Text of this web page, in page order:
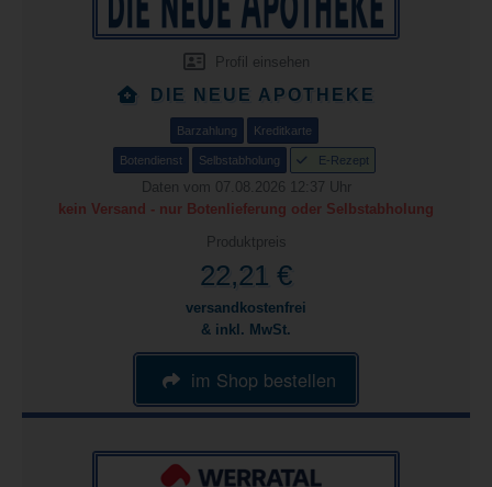
Profil einsehen
DIE NEUE APOTHEKE
Barzahlung Kreditkarte
Botendienst Selbstabholung E-Rezept
Daten vom 07.08.2026 12:37 Uhr
kein Versand - nur Botenlieferung oder Selbstabholung
Produktpreis
22,21 €
versandkostenfrei
& inkl. MwSt.
im Shop bestellen